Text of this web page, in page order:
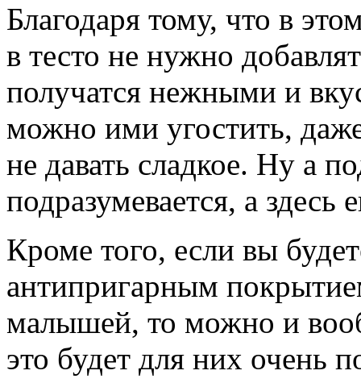
Благодаря тому, что в
в тесто не нужно
получатся нежными и
можно ими угостить,
не давать сладкое. Ну а
подразумевается, а здесь
Кроме того, если вы
антипригарным
малышей, то можно и
это будет для них очень